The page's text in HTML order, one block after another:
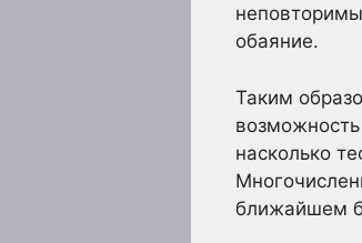
обаяние.
Таким
насколько
ближайшем